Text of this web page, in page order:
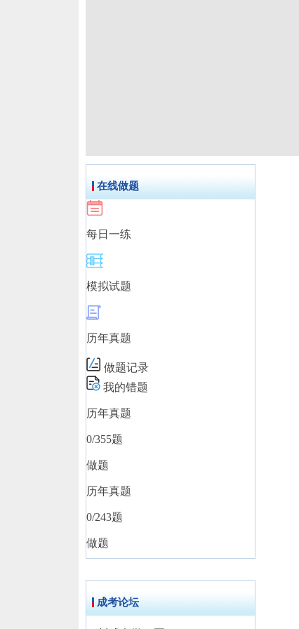
在线做题
每日一练
模拟试题
历年真题
做题记录
我的错题
历年真题
0/355题
做题
历年真题
0/243题
做题
成考论坛